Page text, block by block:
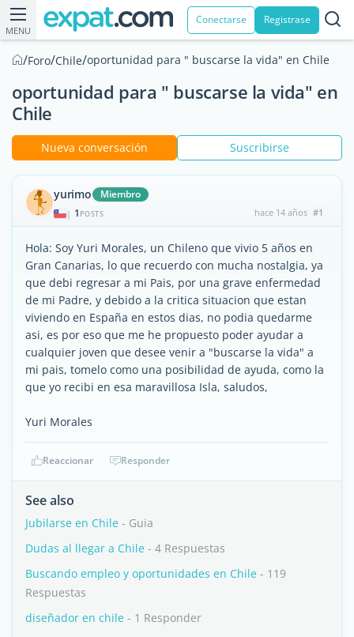
MENU
Conectarse Registrase
/Foro/Chile/oportunidad para " buscarse la vida" en Chile
oportunidad para " buscarse la vida" en
Chile
Nueva conversación Suscribirse
yurimo Miembro
| 1 POSTS hace 14 años #1
Hola: Soy Yuri Morales, un Chileno que vivio 5 años en
Gran Canarias, lo que recuerdo con mucha nostalgia, ya
que debi regresar a mi Pais, por una grave enfermedad
de mi Padre, y debido a la critica situacion que estan
viviendo en España en estos dias, no podia quedarme
asi, es por eso que me he propuesto poder ayudar a
cualquier joven que desee venir a "buscarse la vida" a
mi pais, tomelo como una posibilidad de ayuda, como la
que yo recibi en esa maravillosa Isla, saludos,
Yuri Morales
Reaccionar Responder
See also
Jubilarse en Chile - Guia
Dudas al llegar a Chile - 4 Respuestas
Buscando empleo y oportunidades en Chile - 119
Respuestas
diseñador en chile - 1 Responder